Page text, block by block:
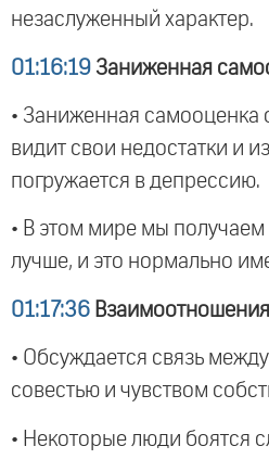
незаслуженный характер.
01:16:19 Заниженная
• Заниженная самооценка
видит свои недостатки и
погружается в депрессию.
• В этом мире мы получаем
лучше, и это нормально
01:17:36
• Обсуждается связь
совестью и чувством
• Некоторые люди боятся